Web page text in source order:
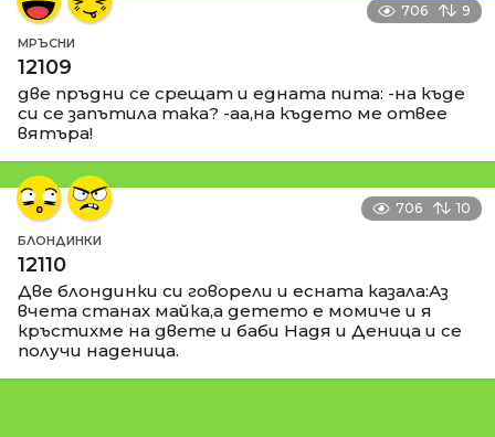
706 9
МРЪСНИ
12109
две пръдни се срещат и едната пита: -на къде
си се запътила така? -аа,на където ме отвее
вятъра!
706 10
БЛОНДИНКИ
12110
Две блондинки си говорели и есната казала:Аз
вчета станах майка,а детето е момиче и я
кръстихме на двете и баби Надя и Деница и се
получи наденица.